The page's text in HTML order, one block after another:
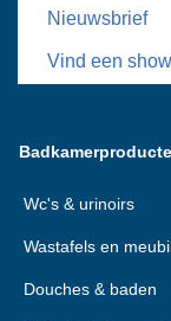
Nieuwsbrief
Vind een
Wc's & urinoirs
Wastafels en
Douches & baden